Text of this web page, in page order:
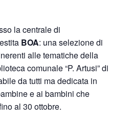
la centrale di
BOA: una selezione di
alle tematiche della
comunale “P. Artusi” di
da tutti ma dedicata in
e ai bambini che
al 30 ottobre.